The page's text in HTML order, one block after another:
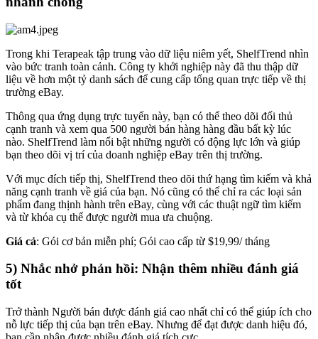
Trong khi Terapeak tập trung vào dữ liệu niêm yết, ShelfTrend nhìn
vào bức tranh toàn cảnh. Công ty khởi nghiệp này đã thu thập dữ
liệu về hơn một tỷ danh sách để cung cấp tổng quan trực tiếp về thị
trường eBay.
Thông qua ứng dụng trực tuyến này, bạn có thể theo dõi đối thủ
cạnh tranh và xem qua 500 người bán hàng hàng đầu bất kỳ lúc
nào. ShelfTrend làm nổi bật những người có động lực lớn và giúp
bạn theo dõi vị trí của doanh nghiệp eBay trên thị trường.
Với mục đích tiếp thị, ShelfTrend theo dõi thứ hạng tìm kiếm và khả
năng cạnh tranh về giá của bạn. Nó cũng có thể chỉ ra các loại sản
phẩm đang thịnh hành trên eBay, cùng với các thuật ngữ tìm kiếm
và từ khóa cụ thể được người mua ưa chuộng.
Giá cả: Gói cơ bản miễn phí; Gói cao cấp từ $19,99/ tháng
5) Nhắc nhở phản hồi: Nhận thêm nhiều đánh giá
tốt
Trở thành Người bán được đánh giá cao nhất chỉ có thể giúp ích cho
nỗ lực tiếp thị của bạn trên eBay. Nhưng để đạt được danh hiệu đó,